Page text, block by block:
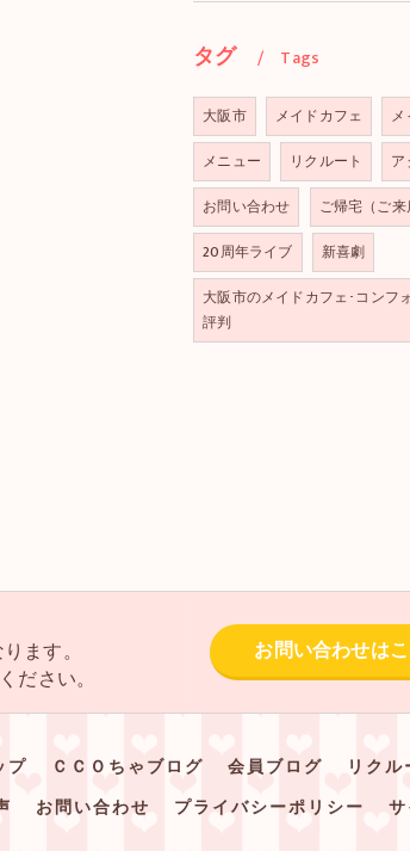
タグ Tags
大阪市 メイドカフェ
メニュー
リクルート
お問い合わせ
ご帰宅（ご来
20周年ライブ
新喜劇
大阪市のメイドカフェ･コンフ
評判
ます。
さい。
お問い合わせは
プ ＣＣＯちゃブログ 会員ブログ
リクル
お問い合わせ プライバシーポリシー